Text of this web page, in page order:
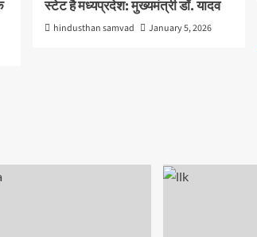
स्टेट है मध्यप्रदेश: मुख्यमंत्री डॉ. यादव
hindusthan samvad January 5, 2026